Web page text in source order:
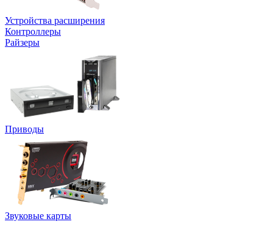
Устройства расширения
Контроллеры
Райзеры
Приводы
Звуковые карты